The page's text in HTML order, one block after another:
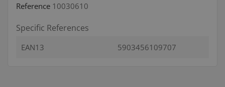
Reference 10030610
Specific References
EAN13 5903456109707